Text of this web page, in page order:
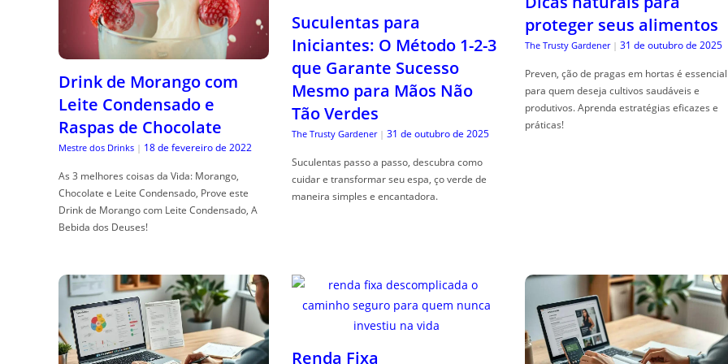
Drink de Morango com
Leite Condensado e
Raspas de Chocolate
Mestre dos Drinks | 18 de fevereiro de 2022
As 3 melhores coisas da Vida: Morango,
Chocolate e Leite Condensado, Prove este
Drink de Morango com Leite Condensado, A
Bebida dos Deuses!
Suculentas para
Iniciantes: O Método 1-2-3
que Garante Sucesso
Mesmo para Mãos Não
Tão Verdes
The Trusty Gardener | 31 de outubro de 2025
Suculentas passo a passo, descubra como
cuidar e transformar seu espa, ço verde de
maneira simples e encantadora.
proteger seus alimentos
The Trusty Gardener | 31 de outubro de 2025
Preven, ção de pragas em hortas é essencial
para quem deseja cultivos saudáveis e
produtivos. Aprenda estratégias eficazes e
práticas!
Renda Fixa